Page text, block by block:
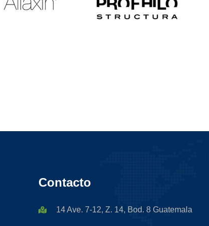
Contacto
14 Ave. 7-12, Z. 14, Bod. 8 Guatemala